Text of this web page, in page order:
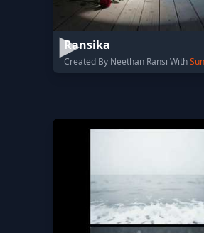
Ransika
Created By Neethan Ransi With